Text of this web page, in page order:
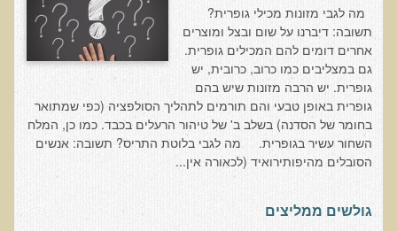
היסטוריה כרונולוגית
שאלון DASS
שאלון Identi-T Stress Assesment
שאלון נוירוביהוויוראלי
שאלון מערכת התריס
שאלון אלרגיות למזון
שאלון אוטואימוני
מה לגבי מזונות מכילי גופרית?
תשובה: דיברנו על שום ובצל ומוצרים
אחרים דומים להם המכילים גופרית.
גם במצליבים כמו כרוב, כרובית, יש
גופרית. יש הרבה מזונות שיש בהם
גופרית באופן טבעי והם תורמים לתהליך הסולפציה (כפי שמתואר
בחומר של הסדנה) בשלב ב' של טיהור הרעלים בכבד. כמו כן, המלח
השחור עשיר בגופרית. מה לגבי בלוטת התריס? תשובה: אנשים
הסובלים מהיפותירואיד (לכאורה אין...
גולשים ממליצים